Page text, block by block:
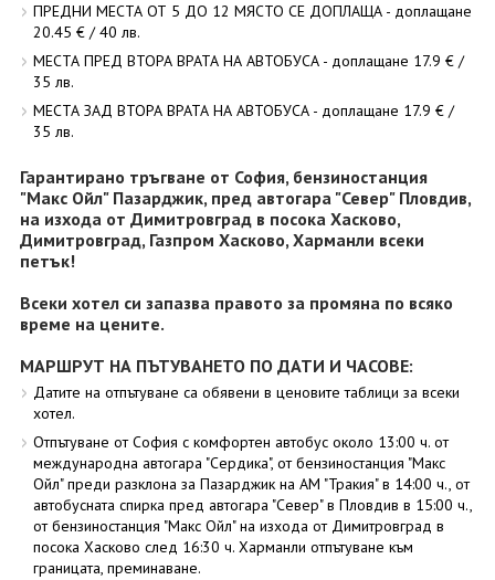
ПРЕДНИ МЕСТА ОТ 5 ДО 12 МЯСТО СЕ ДОПЛАЩА - доплащане
20.45 € / 40 лв.
МЕСТА ПРЕД ВТОРА ВРАТА НА АВТОБУСА - доплащане 17.9 € /
35 лв.
МЕСТА ЗАД ВТОРА ВРАТА НА АВТОБУСА - доплащане 17.9 € /
35 лв.
Гарантирано тръгване от София, бензиностанция
"Макс Ойл" Пазарджик, пред автогара "Север" Пловдив,
на изхода от Димитровград в посока Хасково,
Димитровград, Газпром Хасково, Харманли всеки
петък!
Всеки хотел си запазва правото за промяна по всяко
време на цените.
МАРШРУТ НА ПЪТУВАНЕТО ПО ДАТИ И ЧАСОВЕ:
Датите на отпътуване са обявени в ценовите таблици за всеки
хотел.
Отпътуване от София с комфортен автобус около 13:00 ч. от
международна автогара "Сердика", от бензиностанция "Макс
Ойл" преди разклона за Пазарджик на АМ "Тракия" в 14:00 ч., от
автобусната спирка пред автогара "Север" в Пловдив в 15:00 ч.,
от бензиностанция "Макс Ойл" на изхода от Димитровград в
посока Хасково след 16:30 ч. Харманли отпътуване към
границата, преминаване.